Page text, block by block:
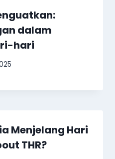
dalam
hari
Menjelang Hari
THR?